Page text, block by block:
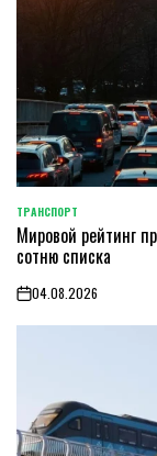
POSTED
IN
ТРАНСПОРТ
Мировой рейтинг
сотню списка
on04.08.2026